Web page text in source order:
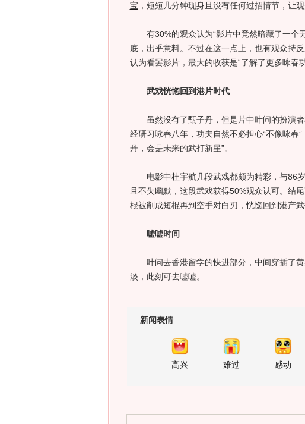
宝 ，短短几分钟现身且没有任何过招情节，让观
有30%的观众认为“影片中竟然暗藏了一个
底，出乎意料。不过在这一点上，也有观众持
认为看罢影片，最大的收获是“了解了更多咏春
武戏恍惚回到港片时代
虽然没有了甄子丹，但是片中叶问的扮演者
经研习咏春八年，功夫自然不必担心“不像咏春
丹，会是未来的武打新星”。
电影中杜宇航几段武戏都颇为精彩，与86岁
且不失幽默，这段武戏获得50%观众认可。结
棍被削成短棍再到空手对白刃，恍惚回到港产
嘘嘘时间
叶问去香港留学的快进部分，中间穿插了黄
淡，此刻可去嘘嘘。
新闻表情
高兴 难过 感动